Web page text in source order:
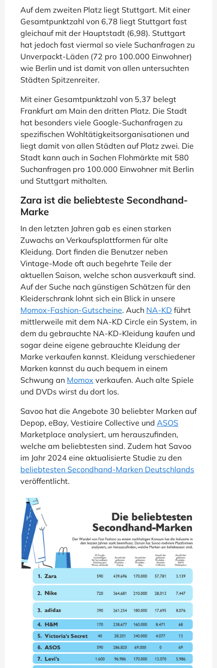
Auf dem zweiten Platz liegt Stuttgart. Mit einer
Gesamtpunktzahl von 6,78 liegt Stuttgart fast
gleichauf mit der Hauptstadt (6,98). Stuttgart
hat jedoch fast viermal so viele Suchanfragen zu
Unverpackt-Läden (72 pro 100.000 Einwohner)
wie Berlin und ist damit von allen untersuchten
Städten Spitzenreiter.
Mit einer Gesamtpunktzahl von 5,37 belegt
Frankfurt am Main den dritten Platz. Die Stadt
hat besonders viele Google-Suchanfragen zu
spezifischen Wohltätigkeitsorganisationen und
liegt damit von allen Städten auf Platz zwei. Die
Stadt kann auch in Sachen Flohmärkte mit 580
Suchanfragen pro 100.000 Einwohner mit Berlin
und Stuttgart mithalten.
Zara ist die beliebteste Secondhand-
Marke
In den letzten Jahren gab es einen starken
Zuwachs an Verkaufsplattformen für alte
Kleidung. Dort finden die Benutzer neben
Vintage-Mode oft auch begehrte Teile der
aktuellen Saison, welche schon ausverkauft sind.
Auf der Suche nach günstigen Schätzen für den
Kleiderschrank lohnt sich ein Blick in unsere
Momox-Fashion-Gutscheine. Auch NA-KD führt
mittlerweile mit dem NA-KD Circle ein System, in
dem du gebrauchte NA-KD-Kleidung kaufen und
sogar deine eigene gebrauchte Kleidung der
Marke verkaufen kannst. Kleidung verschiedener
Marken kannst du auch bequem in einem
Schwung an Momox verkaufen. Auch alte Spiele
und DVDs wirst du dort los.
Savoo hat die Angebote 30 beliebter Marken auf
Depop, eBay, Vestiaire Collective und ASOS
Marketplace analysiert, um herauszufinden,
welche am beliebtesten sind. Zudem hat Savoo
im Jahr 2024 eine aktualisierte Studie zu den
beliebtesten Secondhand-Marken Deutschlands
veröffentlicht.